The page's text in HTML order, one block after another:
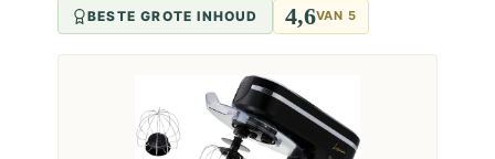
BESTE GROTE INHOUD 4,6VAN 5